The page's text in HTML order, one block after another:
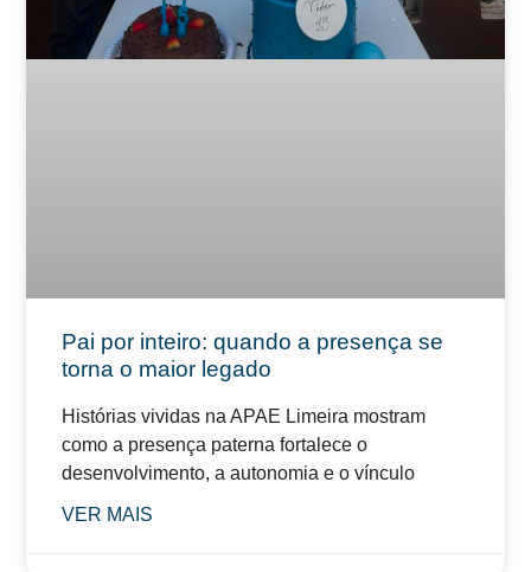
Pai por inteiro: quando a presença se
torna o maior legado
Histórias vividas na APAE Limeira mostram
como a presença paterna fortalece o
desenvolvimento, a autonomia e o vínculo
VER MAIS